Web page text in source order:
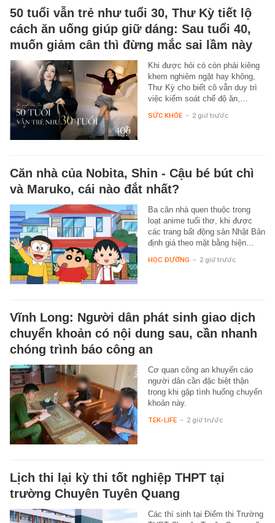
50 tuổi vẫn trẻ như tuổi 30, Thư Kỳ tiết lộ
cách ăn uống giúp giữ dáng: Sau tuổi 40,
muốn giảm cân thì đừng mắc sai lầm này
Khi được hỏi có còn phải kiêng
khem nghiêm ngặt hay không,
Thư Kỳ cho biết cô vẫn duy trì
việc kiểm soát chế độ ăn,…
SỨC KHỎE - 2 giờ trước
Căn nhà của Nobita, Shin - Cậu bé bút chì
và Maruko, cái nào đắt nhất?
Ba căn nhà quen thuộc trong
loạt anime tuổi thơ, khi được
các trang bất động sản Nhật Bản
định giá theo mặt bằng hiện…
HỌC ĐƯỜNG - 2 giờ trước
Vĩnh Long: Người dân phát sinh giao dịch
chuyển khoản có nội dung sau, cần nhanh
chóng trình báo công an
Cơ quan công an khuyến cáo
người dân cần đặc biệt thận
trọng khi gặp tình huống chuyển
khoản này.
TEK-LIFE - 2 giờ trước
Lịch thi lại kỳ thi tốt nghiệp THPT tại
trường Chuyên Tuyên Quang
Các thí sinh tại Điểm thi Trường